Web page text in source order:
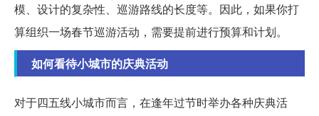
模、设计的复杂性、巡游路线的长度等。因此，如果你打
算组织一场春节巡游活动，需要提前进行预算和计划。
如何看待小城市的庆典活动
对于四五线小城市而言，在逢年过节时举办各种庆典活